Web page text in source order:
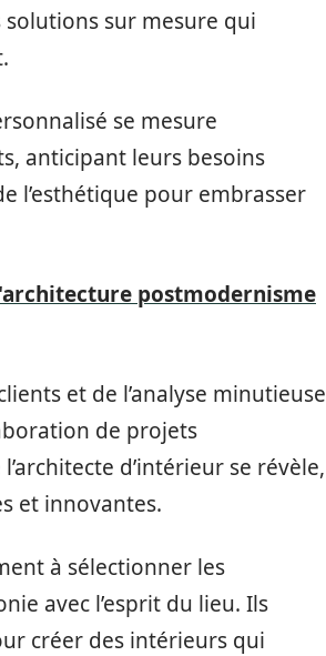
solutions sur mesure qui
se mesure
anticipant leurs besoins
l’esthétique pour embrasser
postmodernisme
et de l’analyse minutieuse
de projets
d’intérieur se révèle,
et innovantes.
à sélectionner les
avec l’esprit du lieu. Ils
créer des intérieurs qui